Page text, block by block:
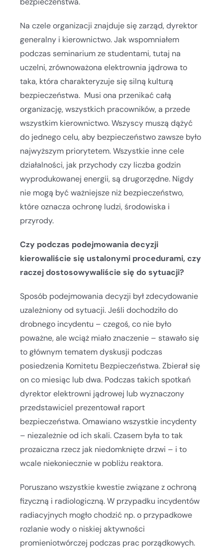
Na czele organizacji znajduje się zarząd, dyrektor
generalny i kierownictwo. Jak wspomniałem
podczas seminarium ze studentami, tutaj na
uczelni, zrównoważona elektrownia jądrowa to
taka, która charakteryzuje się silną kulturą
bezpieczeństwa. Musi ona przenikać całą
organizację, wszystkich pracowników, a przede
wszystkim kierownictwo. Wszyscy muszą dążyć
do jednego celu, aby bezpieczeństwo zawsze było
najwyższym priorytetem. Wszystkie inne cele
działalności, jak przychody czy liczba godzin
wyprodukowanej energii, są drugorzędne. Nigdy
nie mogą być ważniejsze niż bezpieczeństwo,
które oznacza ochronę ludzi, środowiska i
przyrody.
Czy podczas podejmowania decyzji
kierowaliście się ustalonymi procedurami, czy
raczej dostosowywaliście się do sytuacji?
Sposób podejmowania decyzji był zdecydowanie
uzależniony od sytuacji. Jeśli dochodziło do
drobnego incydentu – czegoś, co nie było
poważne, ale wciąż miało znaczenie – stawało się
to głównym tematem dyskusji podczas
posiedzenia Komitetu Bezpieczeństwa. Zbierał się
on co miesiąc lub dwa. Podczas takich spotkań
dyrektor elektrowni jądrowej lub wyznaczony
przedstawiciel prezentował raport
bezpieczeństwa. Omawiano wszystkie incydenty
– niezależnie od ich skali. Czasem była to tak
prozaiczna rzecz jak niedomknięte drzwi – i to
wcale niekoniecznie w pobliżu reaktora.
Poruszano wszystkie kwestie związane z ochroną
fizyczną i radiologiczną. W przypadku incydentów
radiacyjnych mogło chodzić np. o przypadkowe
rozlanie wody o niskiej aktywności
promieniotwórczej podczas prac porządkowych.